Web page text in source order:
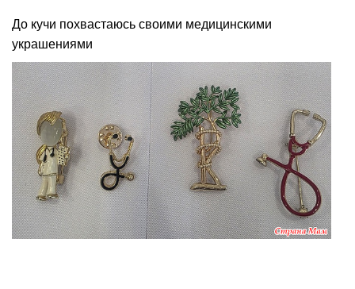
До кучи похвастаюсь своими медицинскими
украшениями